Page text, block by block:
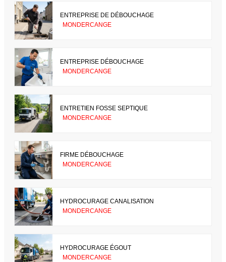
ENTREPRISE DE DÉBOUCHAGE
MONDERCANGE
ENTREPRISE DÉBOUCHAGE
MONDERCANGE
ENTRETIEN FOSSE SEPTIQUE
MONDERCANGE
FIRME DÉBOUCHAGE
MONDERCANGE
HYDROCURAGE CANALISATION
MONDERCANGE
HYDROCURAGE ÉGOUT
MONDERCANGE